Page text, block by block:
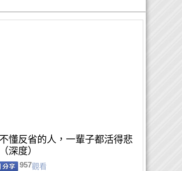
懂反省的人，一輩子都活得悲
深度）
957觀看